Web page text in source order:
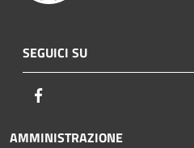
SEGUICI SU
AMMINISTRAZIONE